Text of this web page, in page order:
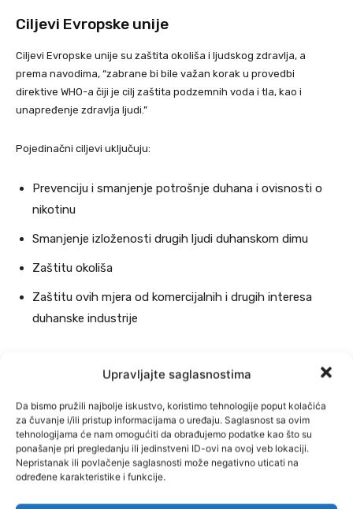
Upravljajte saglasnostima
Da bismo pružili najbolje iskustvo, koristimo tehnologije poput kolačića
za čuvanje i/ili pristup informacijama o uređaju. Saglasnost sa ovim
tehnologijama će nam omogućiti da obrađujemo podatke kao što su
ponašanje pri pregledanju ili jedinstveni ID-ovi na ovoj veb lokaciji.
Nepristanak ili povlačenje saglasnosti može negativno uticati na
određene karakteristike i funkcije.
Ciljevi Evropske unije
Ciljevi Evropske unije su zaštita okoliša i ljudskog zdravlja, a
prema navodima, “zabrane bi bile važan korak u provedbi
direktive WHO-a čiji je cilj zaštita podzemnih voda i tla, kao i
unapređenje zdravlja ljudi.”
Pojedinačni ciljevi uključuju:
Prevenciju i smanjenje potrošnje duhana i ovisnosti o
nikotinu
Smanjenje izloženosti drugih ljudi duhanskom dimu
Zaštitu okoliša
Zaštitu ovih mjera od komercijalnih i drugih interesa
duhanske industrije
zabranu cigareta s filterom na sastanku Radne grupe Vijeća EU-a
Glasnogovornica Saveznog ministarstva zdravstva rekla je za Bild
da je zajednički stav EU-a još uvijek “u procesu usklađivanja”.
Svjetska zdravstvena organizacija održat će svoju Konferenciju o
Fokus.